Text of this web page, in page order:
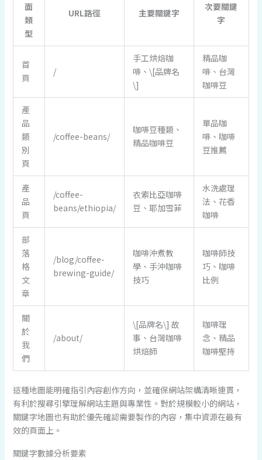
面
類
型
URL路徑 主要關鍵字
次要關鍵
字
首
頁
/
手工烘焙咖
啡、\[品牌名
\]
精品咖
啡、台灣
咖啡豆
產
品
類
別
頁
/coffee-beans/
咖啡豆種類、
精品咖啡豆
單品咖
啡、咖啡
豆推薦
產
品
頁
/coffee-
beans/ethiopia/
衣索比亞咖啡
豆、耶加雪菲
水洗處理
法、花香
咖啡
部
落
格
文
章
/blog/coffee-
brewing-guide/
咖啡沖煮教
學、手沖咖啡
技巧
咖啡師技
巧、咖啡
比例
關
於
我
們
/about/
\[品牌名\] 故
事、台灣咖啡
烘焙師
咖啡理
念、精品
咖啡堅持
這種地圖能明確指引內容創作方向，並確保網站架構清晰連貫，
有利於搜尋引擎理解網站主題與專業性。對於規模較小的網站，
關鍵字地圖也有助於優先確認需要製作的內容，集中資源在最有
效的頁面上。
關鍵字數據分析要素